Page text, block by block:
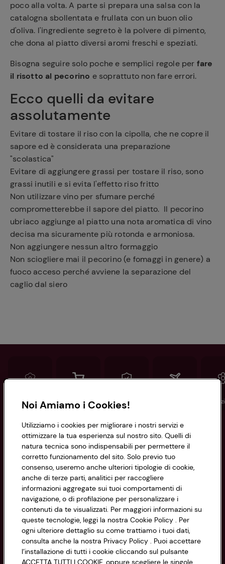
poco alla volta. A parte si prepara una salsa con la
catalogna sbollentata e frullata con un buon olio
d'oliva. l'ingrediente segreto è la polvere di pimento,
che dona al piatto diversi aromi freschi e speziati.
Bisogna seguire solo poche e semplici regole per fare
il risotto al pecorino e soprattuto non fare errori.
Ecco quelli da evitare
assolutamente
Evitare di tostare il riso con la cipolla, che ne copre il
sapore ed è considerata una preparazione
"scolastica"
Evitare di aggiungere grassi per tostare il riso, sono
grassi inutili e si evita l'effetto riso fritto
Non utilizzare vino per sfumare perché
comprometterebbe il sapore del piatto. Il pecorino
ubriaco aggiunge al piatto una nota aromatica di vino
decisa ma sicuramente più rotonda e armoniosa.
Non aggiungere nessun altro formaggio
Non sciogliere mai il pecorino (e fomaggi in genere) a
fuoco acceso perché avviene la separazione del
caglio dal siero
Conad Spesa online Assicurazioni
Informazioni
Privacy Policy
Cookie Policy
Impostazioni Cookie
Accessibilità
CONAD SOCIETÀ COOPERATIVA
Via Michelino, 59 | 40127 BOLOGNA
Codice Fiscale e Registro Imprese
di Bologna 00865960157
PARTITA IVA 03320960374
Noi Amiamo i Cookies!
Utilizziamo i cookies per migliorare i nostri servizi e
ottimizzare la tua esperienza sul nostro sito. Quelli di
natura tecnica sono indispensabili per permettere il
corretto funzionamento del sito. Solo previo tuo
consenso, useremo anche ulteriori tipologie di cookie,
anche di terze parti, analitici per raccogliere
informazioni aggregate sui tuoi comportamenti di
navigazione, o di profilazione per personalizzare i
contenuti da te visualizzati. Per maggiori informazioni su
queste tecnologie, leggi la nostra Cookie Policy . Per
ogni ulteriore dettaglio su come trattiamo i tuoi dati,
consulta anche la nostra Privacy Policy . Puoi accettare
l’installazione di tutti i cookie cliccando sul pulsante
ACCETTA TUTTI I COOKIE, oppure scegliere le singole